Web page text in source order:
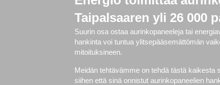
Taipalsaaren yli 26 000
Suurin osa ostaa aurinkopaneeleja tai
hankinta voi tuntua ylitsepääsemättömän
mitoituksineen.
Meidän tehtävämme on tehdä tästä kaikesta
siihen että sinä onnistut aurinkopaneelien